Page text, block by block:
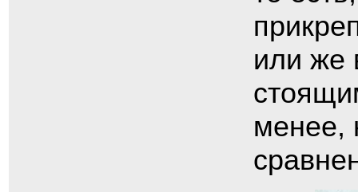
или же
менее,